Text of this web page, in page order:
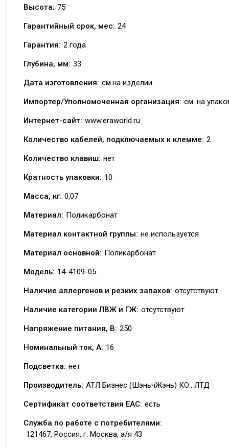
Высота: 75
Гарантийный срок, мес: 24
Гарантия: 2 года
Глубина, мм: 33
Дата изготовления: см.на изделии
Импортер/Уполномоченная организация: см. на
Интернет-сайт: www.eraworld.ru
Количество кабелей, подключаемых к клемме: 2
Количество клавиш: нет
Кратность упаковки: 10
Масса, кг: 0,07
Материал: Поликарбонат
Материал контактной группы: не используется
Материал основной: Поликарбонат
Модель: 14-4109-05
Наличие аллергенов и резких запахов: отсутствуют
Наличие категории ЛВЖ и ГЖ: отсутствуют
Напряжение питания, В: 250
Номинальный ток, А: 16
Подсветка: нет
Производитель: АТЛ Бизнес (ШэньчЖэнь) КО., ЛТД
Сертификат соответствия EAC: есть
Служба по работе с потребителями:
121467, Россия, г. Москва, а/я 43